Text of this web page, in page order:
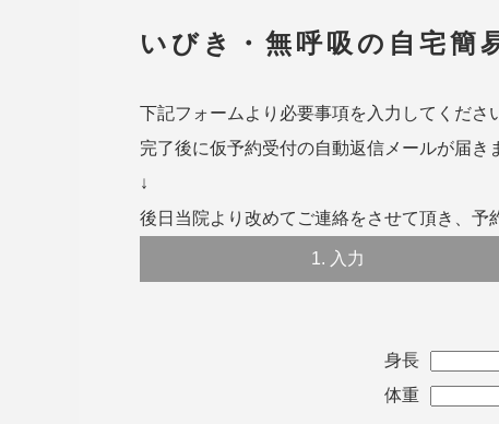
いびき・無呼吸の自宅簡
下記フォームより必要事項を入力してくださ
完了後に仮予約受付の自動返信メールが届き
↓
後日当院より改めてご連絡をさせて頂き、予
1. 入力
身長
体重